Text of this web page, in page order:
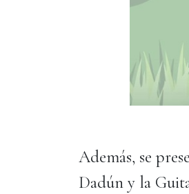
Además, se
Dadún y la